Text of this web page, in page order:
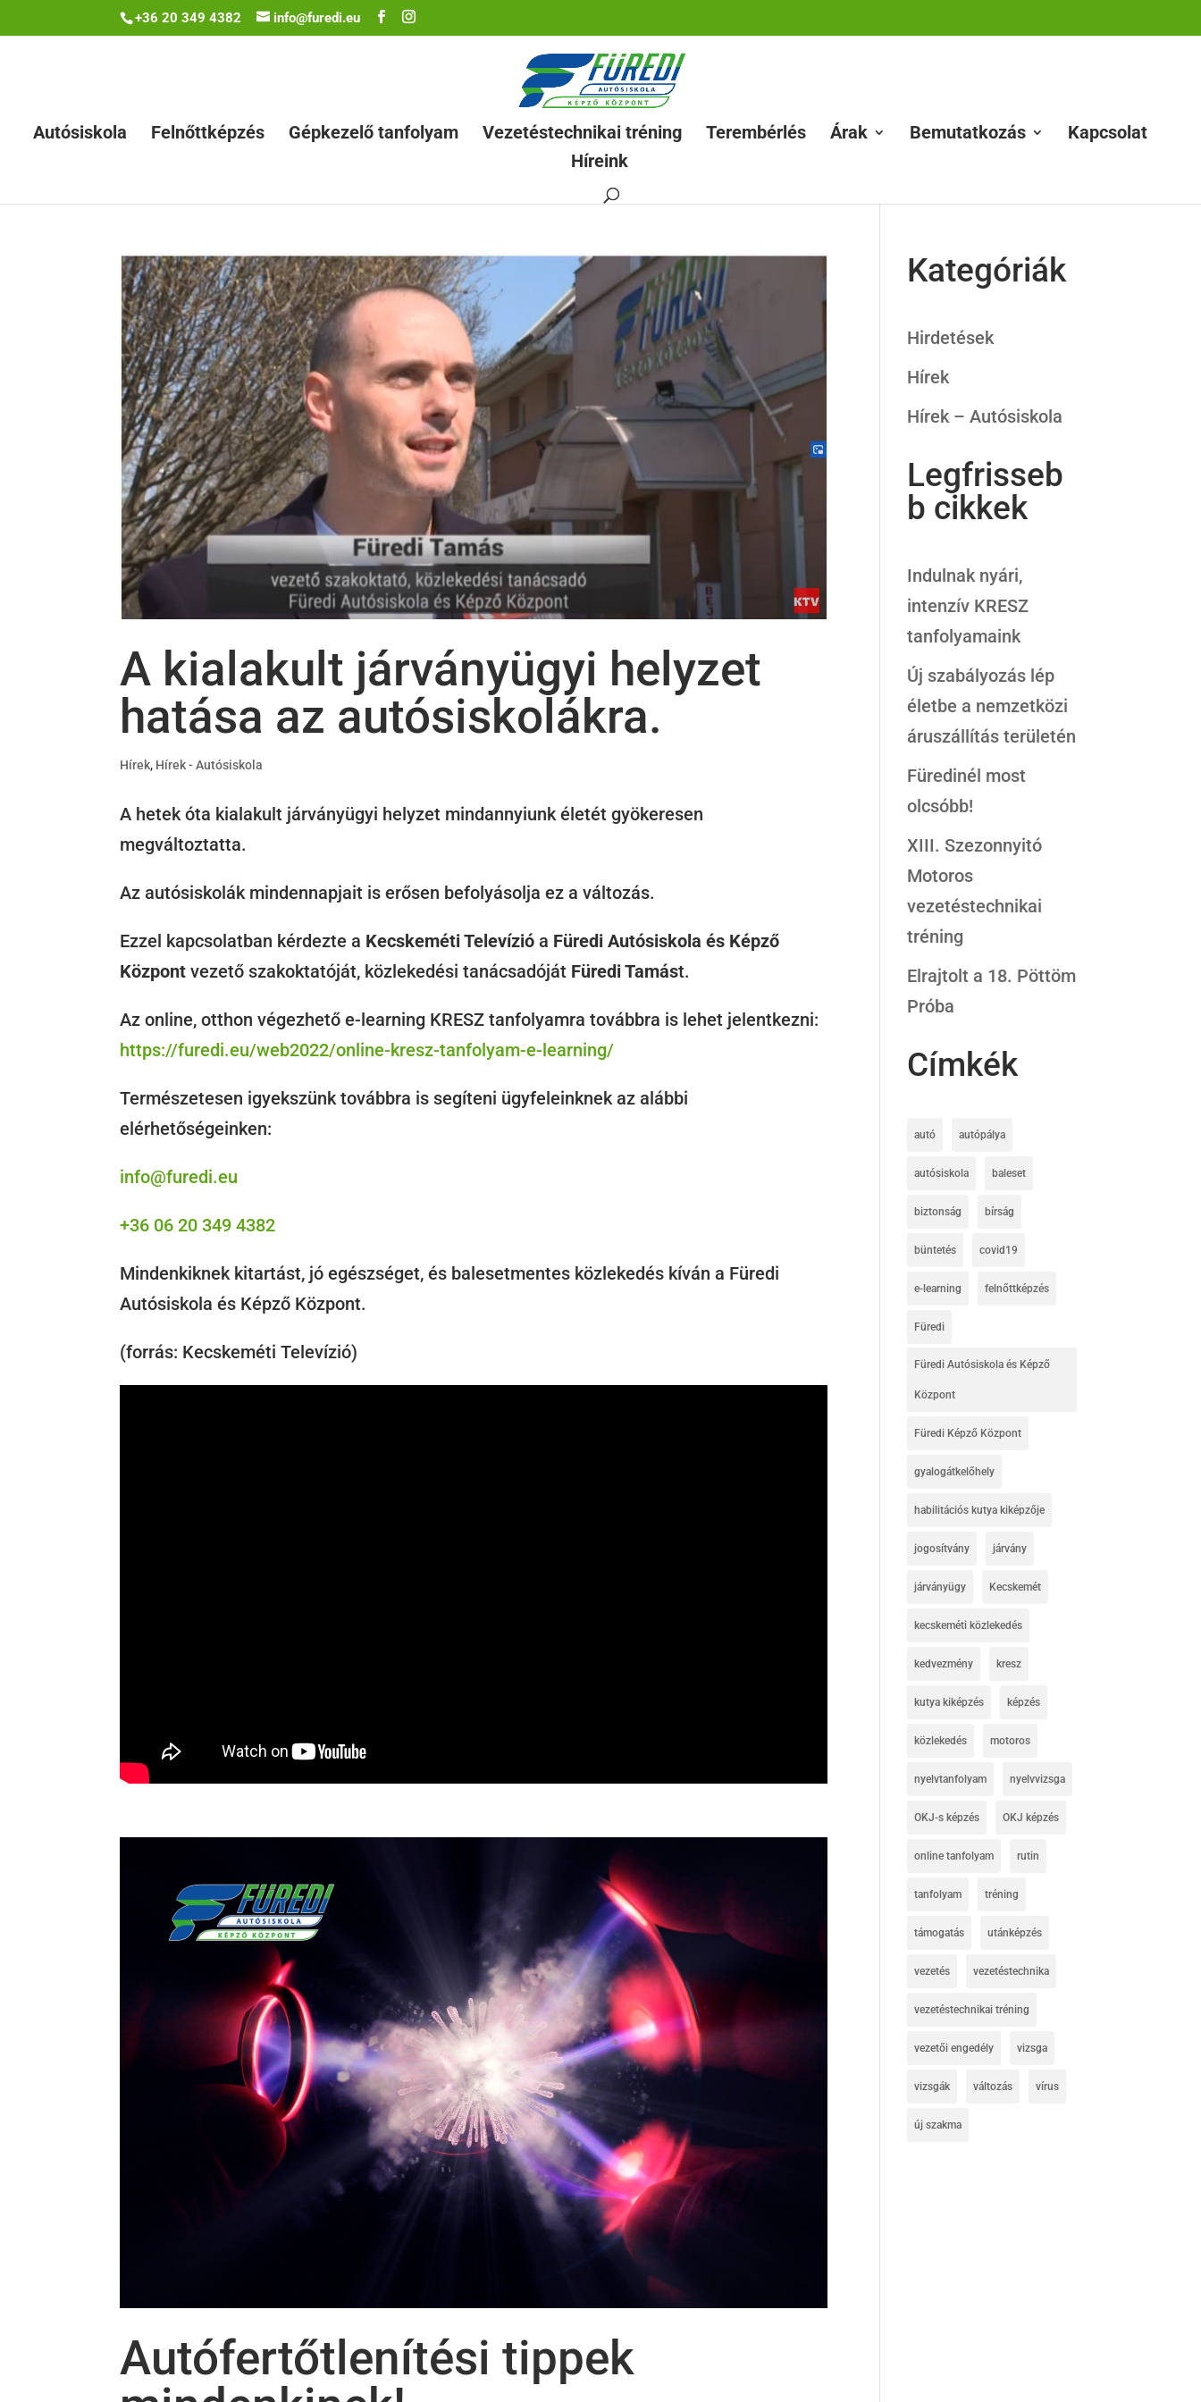
+36 20 349 4382 info@furedi.eu
Autósiskola Felnőttképzés Gépkezelő tanfolyam Vezetéstechnikai tréning Terembérlés Árak Bemutatkozás
Kapcsolat
Híreink
A kialakult járványügyi helyzet
hatása az autósiskolákra.
Hírek, Hírek - Autósiskola
A hetek óta kialakult járványügyi helyzet mindannyiunk életét gyökeresen
megváltoztatta.
Az autósiskolák mindennapjait is erősen befolyásolja ez a változás.
Ezzel kapcsolatban kérdezte a Kecskeméti Televízió a Füredi Autósiskola és Képző
Központ vezető szakoktatóját, közlekedési tanácsadóját Füredi Tamást.
Az online, otthon végezhető e-learning KRESZ tanfolyamra továbbra is lehet jelentkezni:
https://furedi.eu/web2022/online-kresz-tanfolyam-e-learning/
Természetesen igyekszünk továbbra is segíteni ügyfeleinknek az alábbi
elérhetőségeinken:
info@furedi.eu
+36 06 20 349 4382
Mindenkiknek kitartást, jó egészséget, és balesetmentes közlekedés kíván a Füredi
Autósiskola és Képző Központ.
(forrás: Kecskeméti Televízió)
Autófertőtlenítési tippek
Kategóriák
Hirdetések
Hírek
Hírek – Autósiskola
Legfrisseb
b cikkek
Indulnak nyári,
intenzív KRESZ
tanfolyamaink
Új szabályozás lép
életbe a nemzetközi
áruszállítás területén
Füredinél most
olcsóbb!
XIII. Szezonnyitó
Motoros
vezetéstechnikai
tréning
Elrajtolt a 18. Pöttöm
Próba
Címkék
autó autópálya
autósiskola baleset
biztonság bírság
büntetés covid19
e-learning felnőttképzés
Füredi
Füredi Autósiskola és Képző
Központ
Füredi Képző Központ
gyalogátkelőhely
habilitációs kutya kiképzője
jogosítvány járvány
járványügy Kecskemét
kecskeméti közlekedés
kedvezmény kresz
kutya kiképzés képzés
közlekedés motoros
nyelvtanfolyam nyelvvizsga
OKJ-s képzés OKJ képzés
online tanfolyam rutin
tanfolyam tréning
támogatás utánképzés
vezetés vezetéstechnika
vezetéstechnikai tréning
vezetői engedély vizsga
vizsgák változás vírus
új szakma